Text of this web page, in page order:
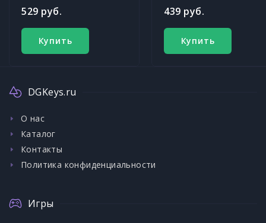
529 руб.
Купить
439 руб.
Купить
DGKeys.ru
О нас
Каталог
Контакты
Политика конфиденциальности
Игры